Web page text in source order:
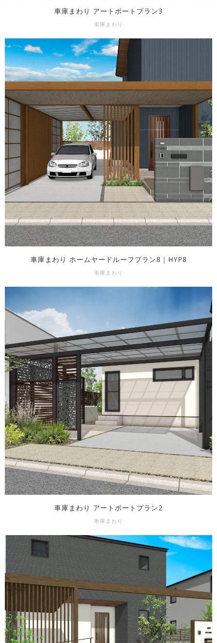
車庫まわり アートポートプラン3
車庫まわり
車庫まわり ホームヤードルーフプラン8｜HYP8
車庫まわり
車庫まわり アートポートプラン2
車庫まわり